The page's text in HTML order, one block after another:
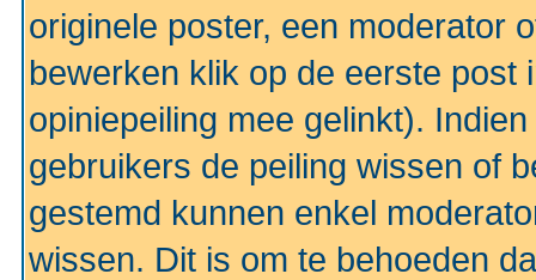
originele poster, een moderator
bewerken klik op de eerste post
opiniepeiling mee gelinkt).
gebruikers de peiling wissen of
gestemd kunnen enkel
wissen. Dit is om te behoeden